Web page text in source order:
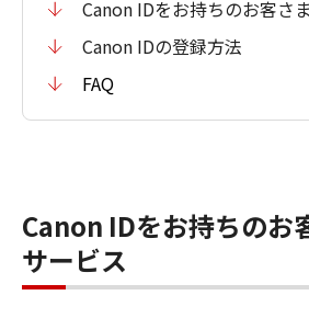
Canon IDをお持ちのお客さ
Canon IDの登録方法
FAQ
Canon IDをお持ちのお
サービス